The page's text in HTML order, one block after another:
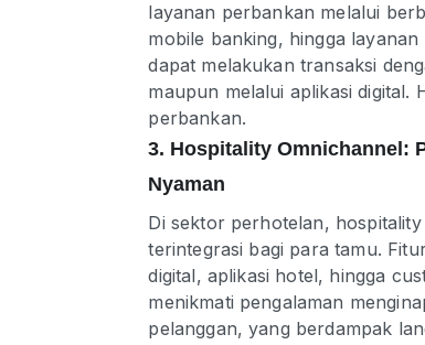
layanan perbankan melalui
mobile banking, hingga
dapat melakukan transaksi
maupun melalui aplikasi digital.
perbankan.
3. Hospitality Omnichannel:
Nyaman
Di sektor perhotelan,
terintegrasi bagi para tamu.
digital, aplikasi hotel, hingga
menikmati pengalaman
pelanggan, yang berdampak